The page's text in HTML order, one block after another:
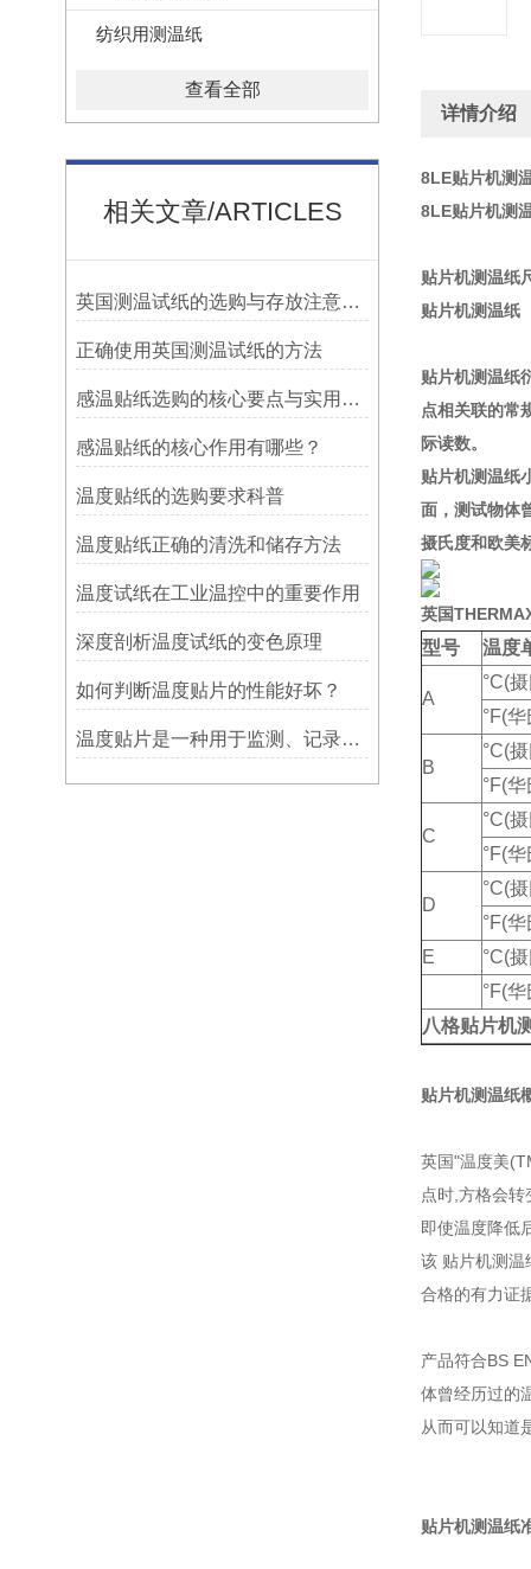
纺织用测温纸
查看全部
相关文章/ARTICLES
英国测温试纸的选购与存放注意事项
正确使用英国测温试纸的方法
感温贴纸选购的核心要点与实用建议
感温贴纸的核心作用有哪些？
温度贴纸的选购要求科普
温度贴纸正确的清洗和储存方法
温度试纸在工业温控中的重要作用
深度剖析温度试纸的变色原理
如何判断温度贴片的性能好坏？
温度贴片是一种用于监测、记录或指示温度变化的工具
详情介绍
8LE贴片机测
8LE贴片机测
贴片机测温纸
贴片机测温纸
贴片机测温纸
点相关联的常
际读数。
贴片机测温纸
面，测试物体
摄氏度和欧美
英国
型号 温度
A
°C(
°F(
B
°C(
°F(
C
°C(
°F(
D
°C(
°F(
E
°C(
°F(
八格贴片机
贴片机测温纸
英国"温度美
点时,方格会转
即使温度降低
该 贴片机测温
合格的有力证
产品符合BS
体曾经历过的
从而可以知道
贴片机测温纸